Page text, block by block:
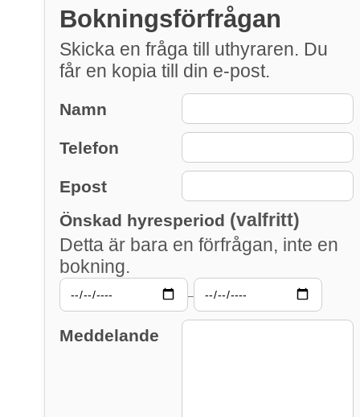
Bokningsförfrågan
Skicka en fråga till uthyraren. Du
får en kopia till din e-post.
Namn
Telefon
Epost
Önskad hyresperiod (valfritt)
Detta är bara en förfrågan, inte en
bokning.
–
Meddelande